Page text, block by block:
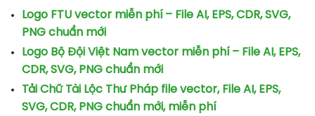
Logo FTU vector miễn phí – File AI, EPS, CDR, SVG,
PNG chuẩn mới
Logo Bộ Đội Việt Nam vector miễn phí – File AI, EPS,
CDR, SVG, PNG chuẩn mới
Tải Chữ Tài Lộc Thư Pháp file vector, File AI, EPS,
SVG, CDR, PNG chuẩn mới, miễn phí